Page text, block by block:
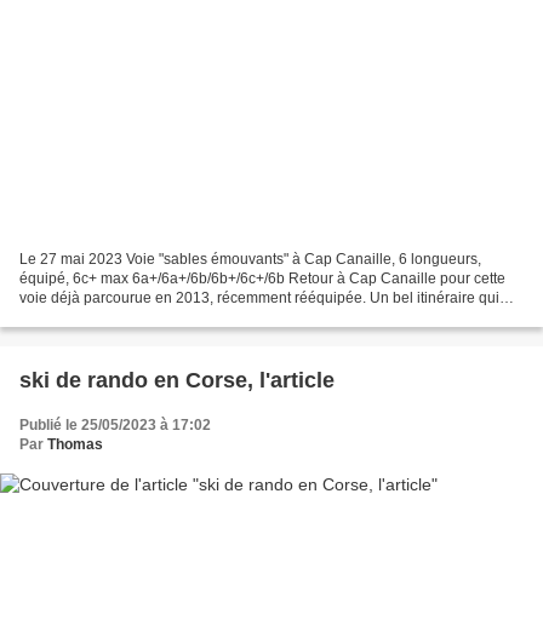
Le 27 mai 2023 Voie "sables émouvants" à Cap Canaille, 6 longueurs,
équipé, 6c+ max 6a+/6a+/6b/6b+/6c+/6b Retour à Cap Canaille pour cette
voie déjà parcourue en 2013, récemment rééquipée. Un bel itinéraire qui
ski de rando en Corse, l'article
Publié le 25/05/2023 à 17:02
Par Thomas